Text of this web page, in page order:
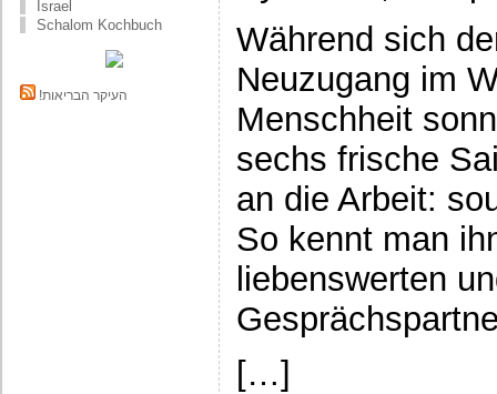
Israel
Schalom Kochbuch
!העיקר הבריאות
Während sich
Neuzugang im
Menschheit
sechs frische
an die Arbeit:
So kennt man
liebenswerten
[…]